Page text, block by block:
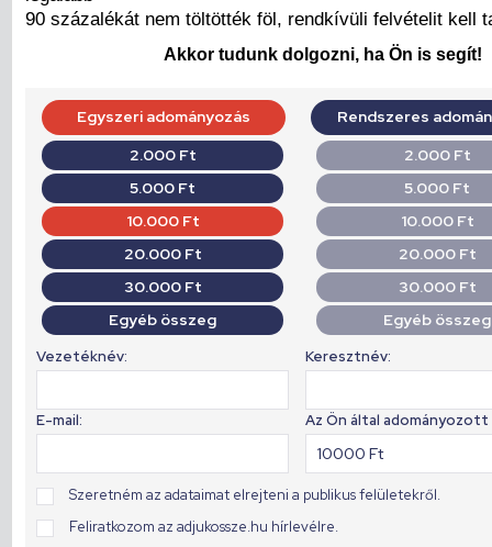
90 százalékát nem töltötték föl, rendkívüli felvételit kell
Akkor tudunk dolgozni, ha Ön is segít!